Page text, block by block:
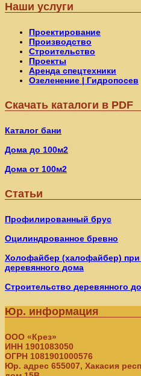
Наши услуги
Проектирование
Производство
Строительство
Проекты
Аренда спецтехники
Озеленение | Гидропосев
Скачать каталоги в PDF
Каталог бани
Дома до 100м2
Дома от 100м2
Статьи
Профилированный брус
Оцилиндрованное бревно
Холофайбер (халофайбер) при
деревянного дома
Строительство деревянного
Юр. информация
ООО «Крез»
ИНН 1901083050
ОГРН 1081901000576
Юр. адрес 655007, Хакасия